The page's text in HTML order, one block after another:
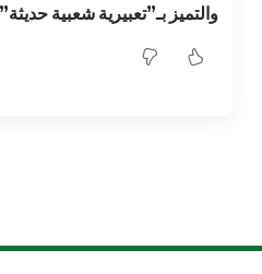
والتميز بـ”تعبيرية شعبية حديثة”